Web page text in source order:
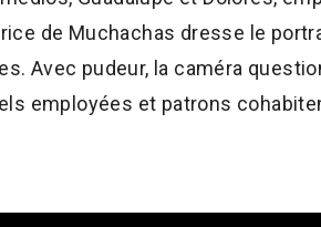
de Muchachas dresse le
Avec pudeur, la caméra
employées et patrons